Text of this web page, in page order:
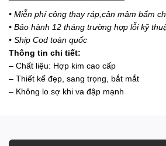
• Miễn phí công thay ráp,cân mâm bấm
• Bảo hành 12 tháng trường hợp lỗi kỹ
• Ship Cod toàn quốc
Thông tin chi tiết:
– Chất liệu: Hợp kim cao cấp
– Thiết kế đẹp, sang trọng, bắt mắt
– Không lo sợ khi va đập mạnh